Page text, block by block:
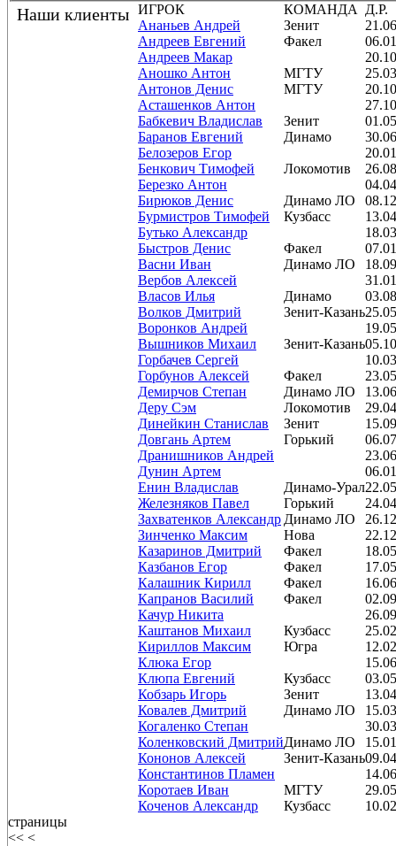
Наши клиенты ИГРОК КОМАНДА
Д.Р.
Ананьев Андрей
Зенит
Андреев Евгений
Факел
Андреев Макар
Аношко Антон
МГТУ
Антонов Денис
МГТУ
Асташенков Антон
Бабкевич Владислав
Зенит
Баранов Евгений
Динамо
Белозеров Егор
Бенкович Тимофей
Локомотив
Березко Антон
Бирюков Денис
Динамо ЛО
Бурмистров Тимофей
Кузбасс
Бутько Александр
Быстров Денис
Факел
Васни Иван
Динамо ЛО
Вербов Алексей
Власов Илья
Динамо
Волков Дмитрий
Зенит-Казань
Воронков Андрей
Вышников Михаил
Зенит-Казань
Горбачев Сергей
Горбунов Алексей
Факел
Демирчов Степан
Динамо ЛО
Деру Сэм
Локомотив
Динейкин Станислав
Зенит
Довгань Артем
Горький
Дранишников Андрей
Дунин Артем
Енин Владислав
Динамо-Урал
Железняков Павел
Горький
Захватенков Александр Динамо ЛО
Зинченко Максим
Нова
Казаринов Дмитрий
Факел
Казбанов Егор
Факел
Калашник Кирилл
Факел
Капранов Василий
Факел
Качур Никита
Каштанов Михаил
Кузбасс
Кириллов Максим
Югра
Клюка Егор
Клюпа Евгений
Кузбасс
Кобзарь Игорь
Зенит
Ковалев Дмитрий
Динамо ЛО
Когаленко Степан
Коленковский ДмитрийДинамо ЛО
Кононов Алексей
Зенит-Казань
Константинов Пламен
Коротаев Иван
МГТУ
Коченов Александр
Кузбасс
страницы
<< <